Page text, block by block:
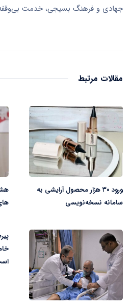
جهادی و فرهنگ بسیجی، خدمت بی‌وقفه
مقالات مرتبط
ورود ۳۰ هزار محصول آرایشی به
سامانه نسخه‌نویسی